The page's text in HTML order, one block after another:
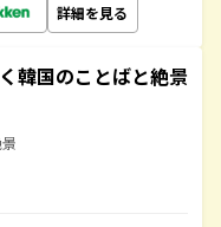
詳細を見る
韓国のことばと絶景